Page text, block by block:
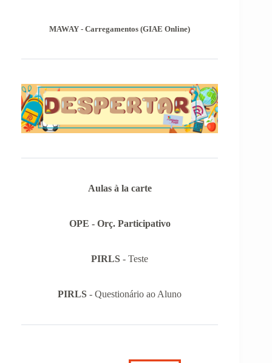
MAWAY - Carregamentos (GIAE Online)
Aulas à la carte
OPE - Orç. Participativo
PIRLS - Teste
PIRLS - Questionário ao Aluno